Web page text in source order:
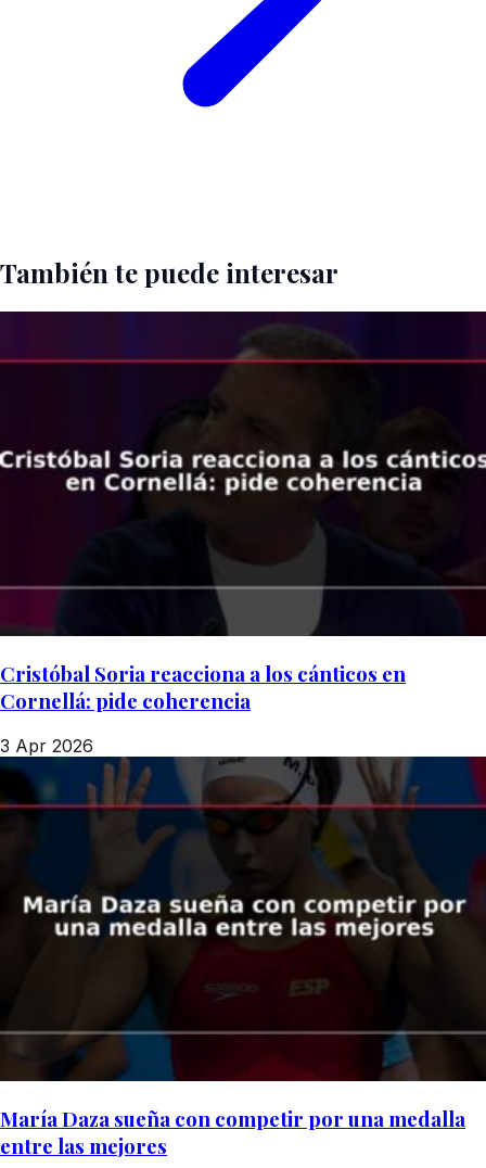
También te puede interesar
Cristóbal Soria reacciona a los cánticos en
Cornellá: pide coherencia
3 Apr 2026
María Daza sueña con competir por una medalla
entre las mejores